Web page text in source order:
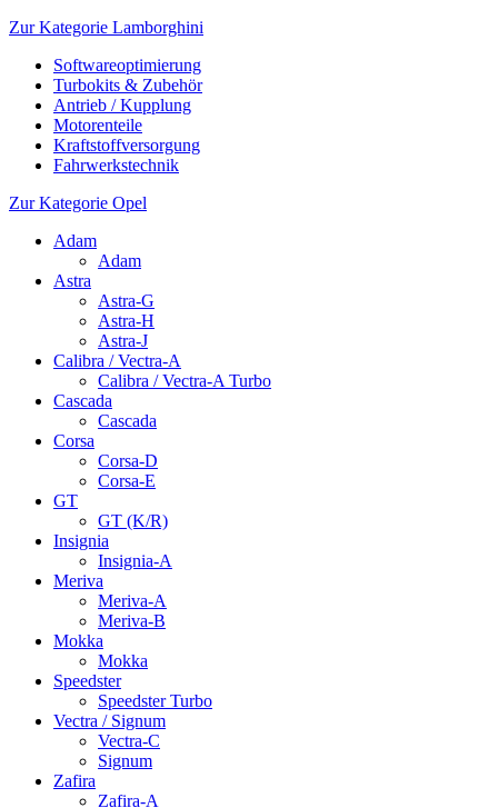
Zur Kategorie Lamborghini
Softwareoptimierung
Turbokits & Zubehör
Antrieb / Kupplung
Motorenteile
Kraftstoffversorgung
Fahrwerkstechnik
Zur Kategorie Opel
Adam
Adam
Astra
Astra-G
Astra-H
Astra-J
Calibra / Vectra-A
Calibra / Vectra-A Turbo
Cascada
Cascada
Corsa
Corsa-D
Corsa-E
GT
GT (K/R)
Insignia
Insignia-A
Meriva
Meriva-A
Meriva-B
Mokka
Mokka
Speedster
Speedster Turbo
Vectra / Signum
Vectra-C
Signum
Zafira
Zafira-A